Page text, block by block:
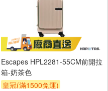
Escapes HPL2281-55CM前開拉
箱-奶茶色
皇冠(滿1500免運)